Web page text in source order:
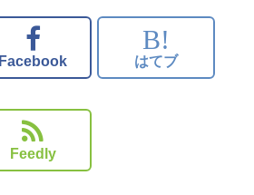
Facebook
B!
はてブ
Feedly